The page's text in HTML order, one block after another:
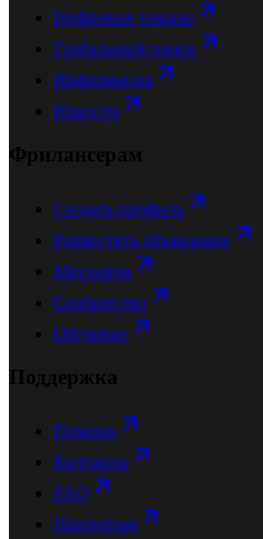
Цифровые товары
Глобальный поиск
Информация
Новости
Фрилансерам
Создать профиль
Разместить объявление
Миграция
Сообщество
Обучение
Поддержка
Помощь
Контакты
FAQ
Партнёрам